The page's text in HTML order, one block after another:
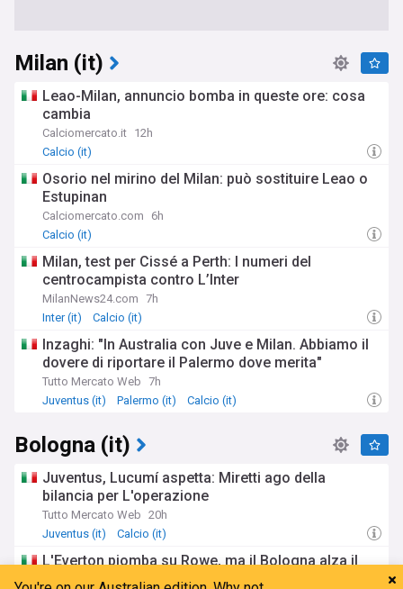
Milan (it)
Leao-Milan, annuncio bomba in queste ore: cosa
cambia
Calciomercato.it 12h
Calcio (it)
Osorio nel mirino del Milan: può sostituire Leao o
Estupinan
Calciomercato.com
6h
Calcio (it)
Milan, test per Cissé a Perth: I numeri del
centrocampista contro L’Inter
MilanNews24.com 7h
Inter (it)
Calcio (it)
Inzaghi: "In Australia con Juve e Milan. Abbiamo il
dovere di riportare il Palermo dove merita"
Tutto Mercato Web 7h
Juventus (it)
Palermo (it) Calcio (it)
Bologna (it)
Juventus, Lucumí aspetta: Miretti ago della
bilancia per L'operazione
Tutto Mercato Web 20h
Juventus (it)
Calcio (it)
L'Everton piomba su Rowe, ma il Bologna alza il
muro: niente addio, Tedesco pone il veto